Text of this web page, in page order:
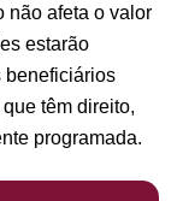
não afeta o valor
estarão
beneficiários
têm direito,
programada.